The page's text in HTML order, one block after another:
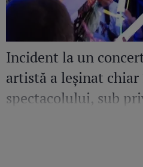
Incident la un
artistă a leșinat
spectacolului, sub